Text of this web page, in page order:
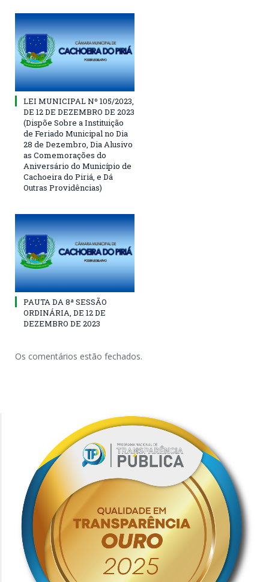
LEI MUNICIPAL Nº 105/2023,
DE 12 DE DEZEMBRO DE 2023
(Dispõe Sobre a Instituição
de Feriado Municipal no Dia
28 de Dezembro, Dia Alusivo
as Comemorações do
Aniversário do Município de
Cachoeira do Piriá, e Dá
Outras Providências)
PAUTA DA 8ª SESSÃO
ORDINÁRIA, DE 12 DE
DEZEMBRO DE 2023
Os comentários estão fechados.